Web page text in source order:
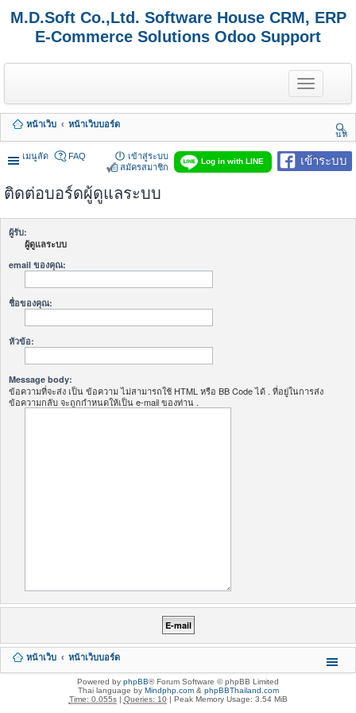
M.D.Soft Co.,Ltd. Software House CRM, ERP
E-Commerce Solutions Odoo Support
T
o
g
e
n
a
หน้าเว็บ
หน้าเว็บบอร์ด
นห
า
เมนูลัด
เข้าระบบ
Log in with LINE
FAQ
เข้าสู่ระบบ
สมัครสมาชิก
ติดต่อบอร์ดผู้ดูแลระบบ
ผู้รับ:
ผู้ดูแลระบบ
email ของคุณ:
ชื่อของคุณ:
หัวข้อ:
Message body:
ข้อความที่จะส่ง เป็น ข้อความ ไม่สามารถใช้ HTML หรือ BB Code ได้ . ที่อยู่ในการส่ง
ข้อความกลับ จะถูกกำหนดให้เป็น e-mail ของท่าน .
หน้าเว็บ หน้าเว็บบอร์ด
Powered by phpBB® Forum Software © phpBB Limited
Thai language by Mindphp.com& phpBBThailand.com
Time: 0.055s| Queries: 10| Peak Memory Usage: 3.54 MiB